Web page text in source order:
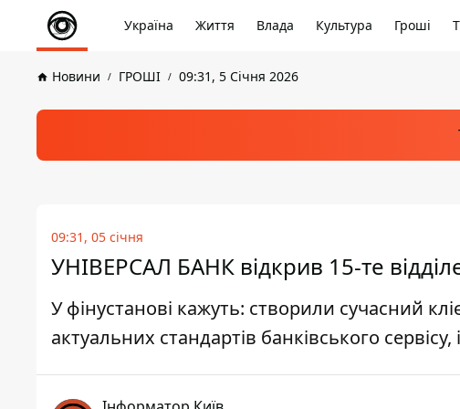
Україна Життя Влада Культура Гроші
Новини ГРОШІ 09:31, 5 Січня 2026
09:31, 05 січня
УНІВЕРСАЛ БАНК відкрив 15-те
У фінустанові кажуть: створили сучасний
актуальних стандартів банківського